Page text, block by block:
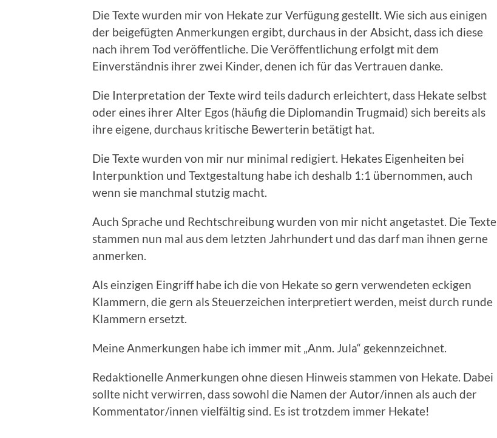
Die Texte wurden mir von Hekate zur Verfügung gestellt. Wie sich aus einigen
der beigefügten Anmerkungen ergibt, durchaus in der Absicht, dass ich diese
nach ihrem Tod veröffentliche. Die Veröffentlichung erfolgt mit dem
Einverständnis ihrer zwei Kinder, denen ich für das Vertrauen danke.
Die Interpretation der Texte wird teils dadurch erleichtert, dass Hekate selbst
oder eines ihrer Alter Egos (häufig die Diplomandin Trugmaid) sich bereits als
ihre eigene, durchaus kritische Bewerterin betätigt hat.
Die Texte wurden von mir nur minimal redigiert. Hekates Eigenheiten bei
Interpunktion und Textgestaltung habe ich deshalb 1:1 übernommen, auch
wenn sie manchmal stutzig macht.
Auch Sprache und Rechtschreibung wurden von mir nicht angetastet. Die Texte
stammen nun mal aus dem letzten Jahrhundert und das darf man ihnen gerne
anmerken.
Als einzigen Eingriff habe ich die von Hekate so gern verwendeten eckigen
Klammern, die gern als Steuerzeichen interpretiert werden, meist durch runde
Klammern ersetzt.
Meine Anmerkungen habe ich immer mit „Anm. Jula“ gekennzeichnet.
Redaktionelle Anmerkungen ohne diesen Hinweis stammen von Hekate. Dabei
sollte nicht verwirren, dass sowohl die Namen der Autor/innen als auch der
Kommentator/innen vielfältig sind. Es ist trotzdem immer Hekate!